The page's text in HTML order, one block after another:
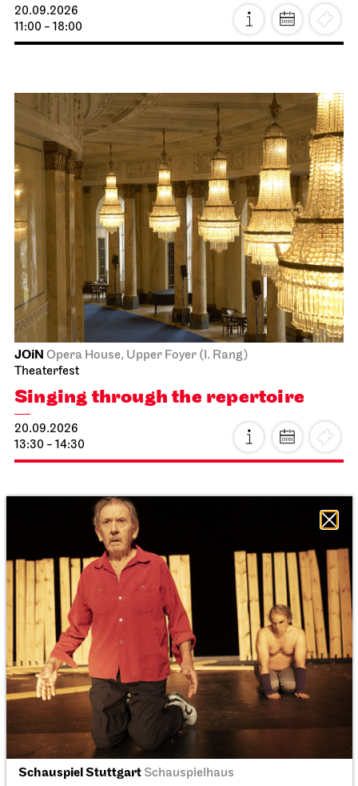
Schauspiel Stuttgart Schauspielhaus
20.09.2026
11:00 - 18:00
JOiN Opera House, Upper Foyer (I. Rang)
Theaterfest
Singing through the repertoire
20.09.2026
13:30 - 14:30
Staatsoper StuttgartOpernhaus